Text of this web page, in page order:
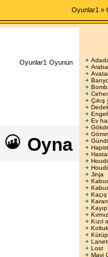
Oyunlar1 »
Oyunlar1 Oyunun
Oyna
Çıkış
Ev
Jinja
Kaçış
Kızıl
Lost
Mavi